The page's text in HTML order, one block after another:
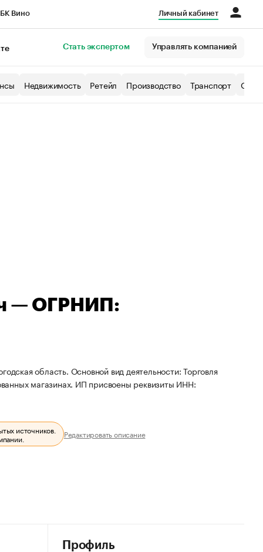
Вино Личный кабинет
Стать экспертом Управлять компанией
Недвижимость Ретейл Производство Транспорт
— ОГРНИП:
область. Основной вид деятельности: Торговля
магазинах. ИП присвоены реквизиты ИНН:
источников.
Редактировать описание
Профиль